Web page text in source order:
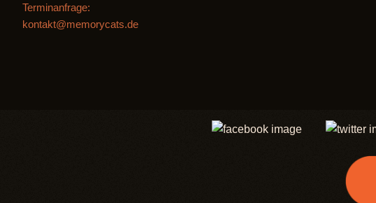
Terminanfrage:
kontakt@memorycats.de